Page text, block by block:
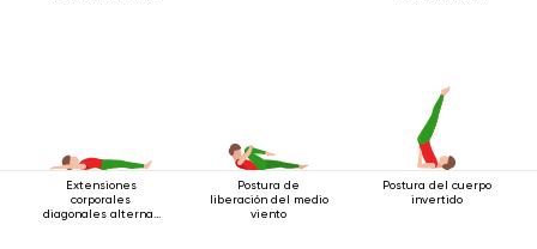
Extensiones
corporales
diagonales alternas
Postura de
liberación del medio
viento
Postura del cuerpo
invertido